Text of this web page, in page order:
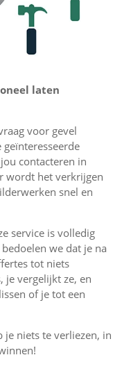
laten
voor gevel
contacteren in
wordt het verkrijgen
snel en
service is volledig
we dat je na
tot niets
je vergelijkt ze, en
of je tot een
niets te verliezen, in